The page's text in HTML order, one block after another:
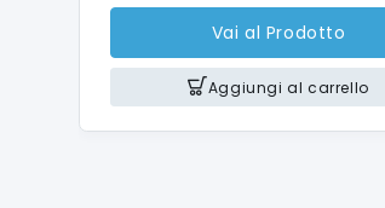
Vai al Prodotto
Aggiungi al carrello